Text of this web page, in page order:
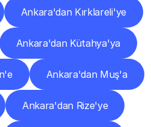
Ankara'dan Kırklareli'ye
Ankara'dan Kütahya'ya
Ankara'dan Muş'a
Ankara'dan Rize'ye